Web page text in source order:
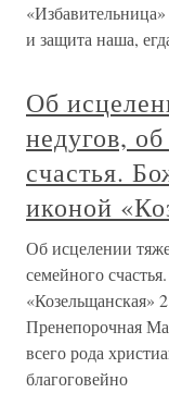
и защита наша,
Об
недугов,
счастья.
иконой
Об исцелении
семейного
«Козельщанская»
Пренепорочная
всего рода
благоговейно